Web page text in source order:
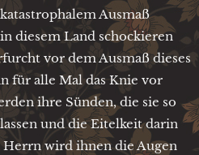
Ausmaß
diesem Land schockieren
vor dem Ausmaß dieses
für alle Mal das Knie vor
ihre Sünden, die sie so
und die Eitelkeit darin
Herrn wird ihnen die Augen